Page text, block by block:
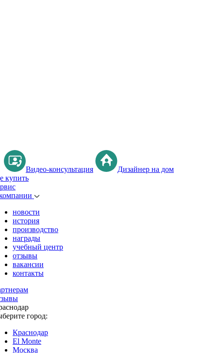
Видео-консультация
Дизайнер на дом
купить
новости
история
производство
награды
учебный центр
отзывы
вакансии
контакты
город:
Краснодар
El Monte
Москва